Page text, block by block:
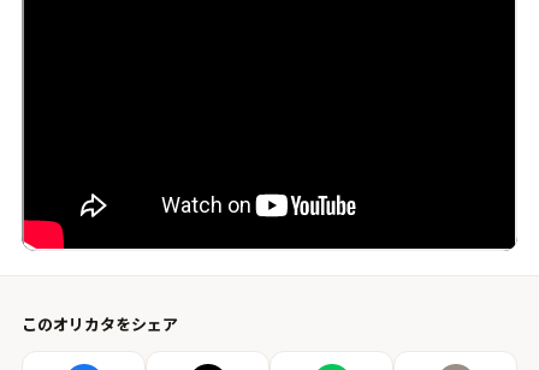
このオリカタをシェア